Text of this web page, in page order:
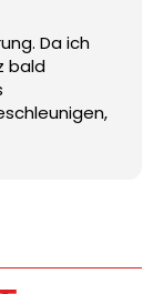
Da ich
bald
Sie waren
und
ist